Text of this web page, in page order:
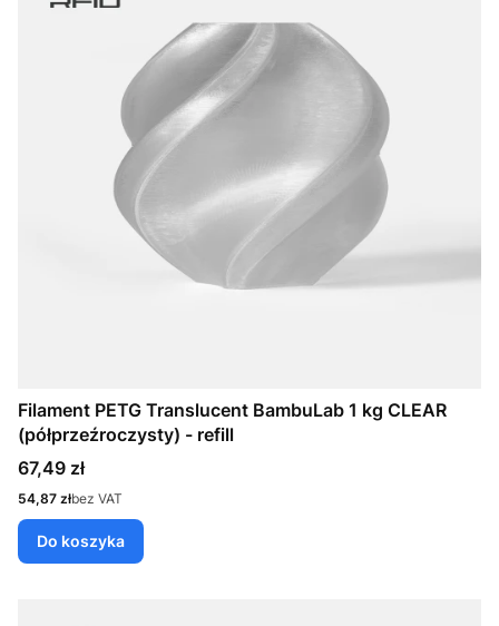
Filament PETG Translucent BambuLab 1 kg CLEAR
(półprzeźroczysty) - refill
Cena
67,49 zł
Cena
54,87 złbez VAT
Do koszyka